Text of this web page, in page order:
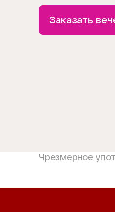
Заказать
Чрезмерное